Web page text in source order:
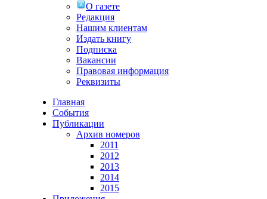
О газете
Редакция
Нашим клиентам
Издать книгу
Подписка
Вакансии
Правовая информация
Реквизиты
Главная
События
Публикации
Архив номеров
2011
2012
2013
2014
2015